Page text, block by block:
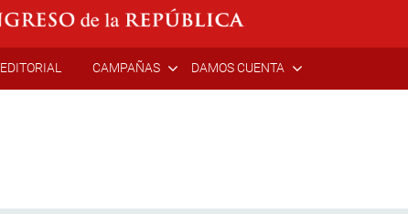
EDITORIAL CAMPAÑAS DAMOS CUENTA